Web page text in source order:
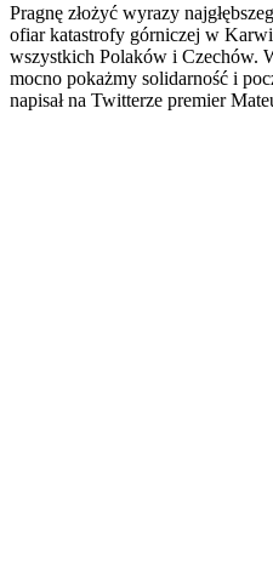
Pragnę złożyć wyrazy
ofiar katastrofy górniczej w
wszystkich Polaków i Czechów.
mocno pokażmy solidarność i
napisał na Twitterze premier